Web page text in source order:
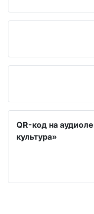
QR-код на
культура»